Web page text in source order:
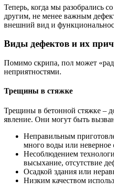
Теперь, когда мы разобрались
другим, не менее важным
внешний вид и
Виды дефектов и их
Помимо скрипа, пол может
неприятностями.
Трещины в стяжке
Трещины в бетонной стяжке –
явление. Они могут быть
Неправильным
много воды или неверное
Несоблюдением
высыхание, отсутствие
Осадкой здания или
Низким качеством